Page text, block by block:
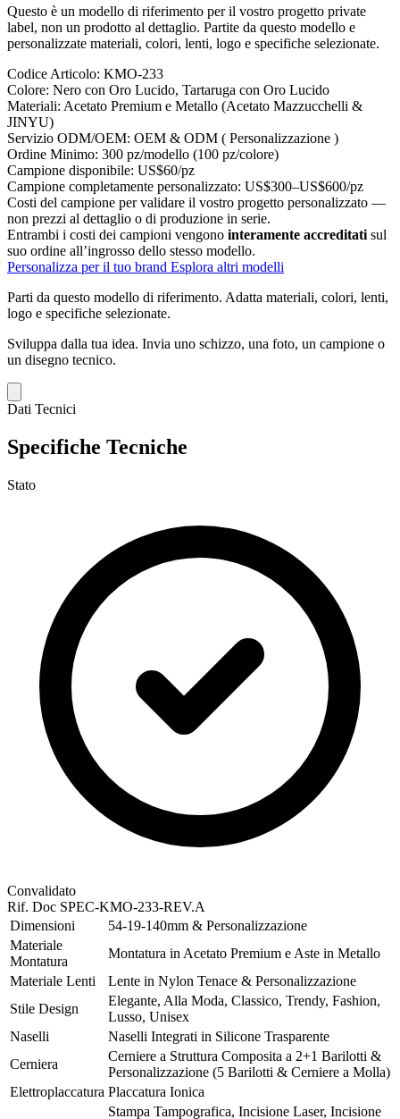
Questo è un modello di riferimento per il vostro progetto private
label, non un prodotto al dettaglio. Partite da questo modello e
personalizzate materiali, colori, lenti, logo e specifiche selezionate.
Codice Articolo: KMO-233
Colore: Nero con Oro Lucido, Tartaruga con Oro Lucido
Materiali: Acetato Premium e Metallo (Acetato Mazzucchelli &
JINYU)
Servizio ODM/OEM: OEM & ODM ( Personalizzazione )
Ordine Minimo: 300 pz/modello (100 pz/colore)
Campione disponibile: US$60/pz
Campione completamente personalizzato: US$300–US$600/pz
Costi del campione per validare il vostro progetto personalizzato —
non prezzi al dettaglio o di produzione in serie.
Entrambi i costi dei campioni vengono interamente accreditati sul
suo ordine all’ingrosso dello stesso modello.
Personalizza per il tuo brand Esplora altri modelli
Parti da questo modello di riferimento. Adatta materiali, colori, lenti,
logo e specifiche selezionate.
Sviluppa dalla tua idea. Invia uno schizzo, una foto, un campione o
un disegno tecnico.
Dati Tecnici
Specifiche Tecniche
Stato
Convalidato
Rif. Doc SPEC-KMO-233-REV.A
Dimensioni
54-19-140mm & Personalizzazione
Materiale
Montatura
Montatura in Acetato Premium e Aste in Metallo
Materiale Lenti
Lente in Nylon Tenace & Personalizzazione
Stile Design
Elegante, Alla Moda, Classico, Trendy, Fashion,
Lusso, Unisex
Naselli
Naselli Integrati in Silicone Trasparente
Cerniera
Cerniere a Struttura Composita a 2+1 Barilotti &
Personalizzazione (5 Barilotti & Cerniere a Molla)
Elettroplaccatura Placcatura Ionica
Stampa Tampografica, Incisione Laser, Incisione